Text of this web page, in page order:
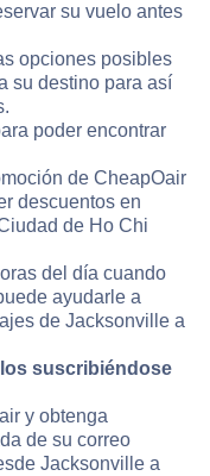
su vuelo antes
opciones posibles
su destino para así
poder encontrar
de CheapOair
descuentos en
de Ho Chi
del día cuando
ayudarle a
de Jacksonville a
suscribiéndose
y obtenga
de su correo
Jacksonville a